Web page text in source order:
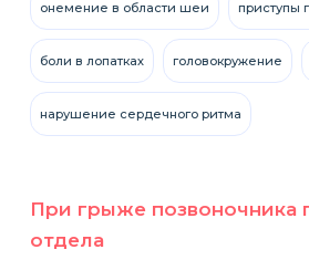
онемение в области шеи приступы
боли в лопатках головокружение
нарушение сердечного ритма
При грыже позвоночника
отдела